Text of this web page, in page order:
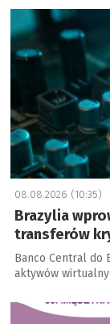
a
08.08.2026 (10:35)
Brazylia
transferów
Banco Central do
aktywów
a